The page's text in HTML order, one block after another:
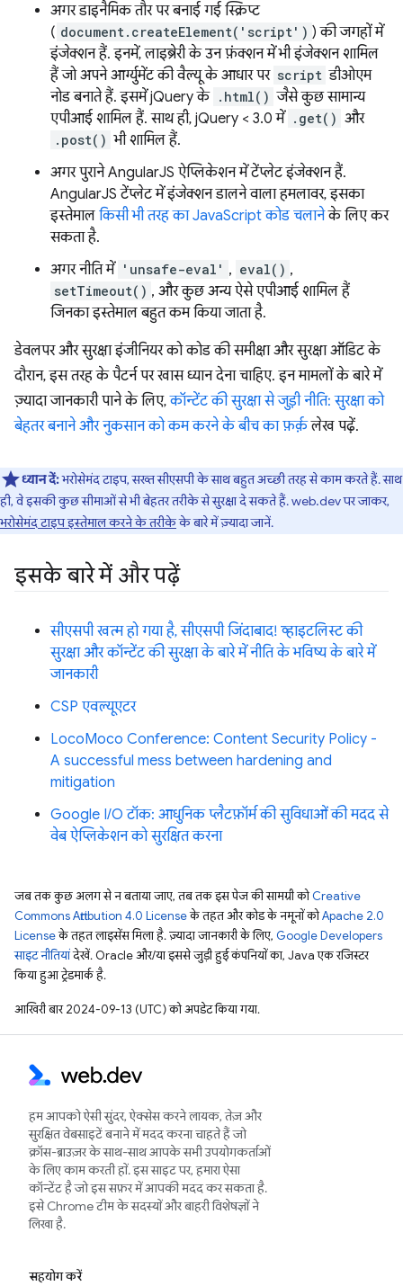
अगर डाइनैमिक तौर पर बनाई गई स्क्रिप्ट
( document.createElement('script') ) की जगहों में
इंजेक्शन हैं. इनमें, लाइब्रेरी के उन फ़ंक्शन में भी इंजेक्शन शामिल
हैं जो अपने आर्ग्युमेंट की वैल्यू के आधार पर script डीओएम
नोड बनाते हैं. इसमें jQuery के .html() जैसे कुछ सामान्य
एपीआई शामिल हैं. साथ ही, jQuery < 3.0 में .get() और
.post() भी शामिल हैं.
अगर पुराने AngularJS ऐप्लिकेशन में टेंप्लेट इंजेक्शन हैं.
AngularJS टेंप्लेट में इंजेक्शन डालने वाला हमलावर, इसका
इस्तेमाल किसी भी तरह का JavaScript कोड चलानेके लिए कर
सकता है.
अगर नीति में 'unsafe-eval' , eval() ,
setTimeout() , और कुछ अन्य ऐसे एपीआई शामिल हैं
जिनका इस्तेमाल बहुत कम किया जाता है.
डेवलपर और सुरक्षा इंजीनियर को कोड की समीक्षा और सुरक्षा ऑडिट के
दौरान, इस तरह के पैटर्न पर खास ध्यान देना चाहिए. इन मामलों के बारे में
ज़्यादा जानकारी पाने के लिए,कॉन्टेंट की सुरक्षा से जुड़ी नीति: सुरक्षा को
बेहतर बनाने और नुकसान को कम करने के बीच का फ़र्क़लेख पढ़ें.
ध्यान दें:भरोसेमंद टाइप, सख्त सीएसपी के साथ बहुत अच्छी तरह से काम करते हैं. साथ
ही, वे इसकी कुछ सीमाओं से भी बेहतर तरीके से सुरक्षा दे सकते हैं. web.dev पर जाकर,
भरोसेमंद टाइप इस्तेमाल करने के तरीकेके बारे में ज़्यादा जानें.
इसके बारे में और पढ़ें
सीएसपी खत्म हो गया है, सीएसपी जिंदाबाद! व्हाइटलिस्ट की
सुरक्षा और कॉन्टेंट की सुरक्षा के बारे में नीति के भविष्य के बारे में
जानकारी
CSP एवल्यूएटर
LocoMoco Conference: Content Security Policy -
A successful mess between hardening and
mitigation
Google I/O टॉक: आधुनिक प्लैटफ़ॉर्म की सुविधाओं की मदद से
वेब ऐप्लिकेशन को सुरक्षित करना
जब तक कुछ अलग से न बताया जाए, तब तक इस पेज की सामग्री कोCreative
Commons Attribution 4.0 Licenseके तहत और कोड के नमूनों कोApache 2.0
Licenseके तहत लाइसेंस मिला है. ज़्यादा जानकारी के लिए, Google Developers
साइट नीतियांदेखें. Oracle और/या इससे जुड़ी हुई कंपनियों का, Java एक रजिस्टर
किया हुआ ट्रेडमार्क है.
आखिरी बार 2024-09-13 (UTC) को अपडेट किया गया.
हम आपको ऐसी सुंदर, ऐक्सेस करने लायक, तेज़ और
सुरक्षित वेबसाइटें बनाने में मदद करना चाहते हैं जो
क्रॉस-ब्राउज़र के साथ-साथ आपके सभी उपयोगकर्ताओं
के लिए काम करती हों. इस साइट पर, हमारा ऐसा
कॉन्टेंट है जो इस सफ़र में आपकी मदद कर सकता है.
इसे Chrome टीम के सदस्यों और बाहरी विशेषज्ञों ने
लिखा है.
सहयोग करें